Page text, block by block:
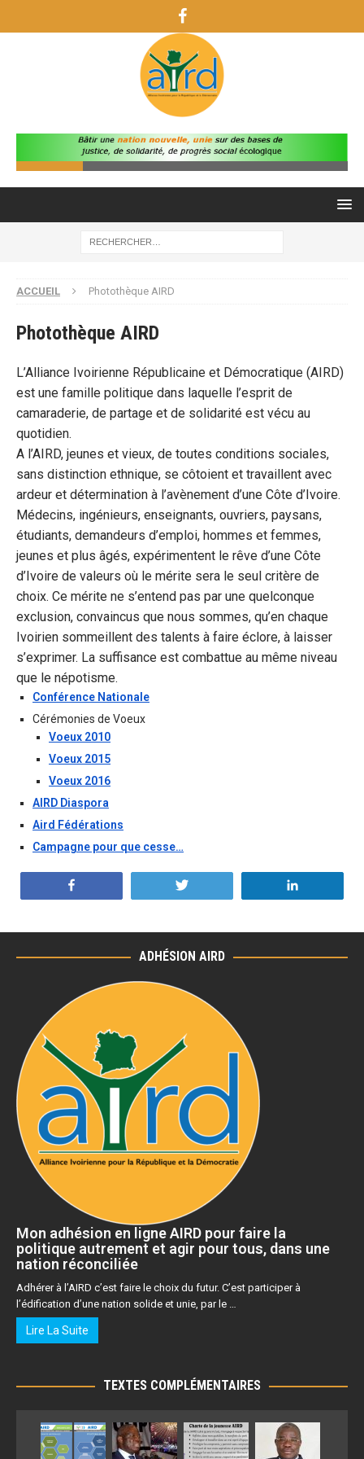
ACCUEIL Photothèque AIRD
Photothèque AIRD
L’Alliance Ivoirienne Républicaine et Démocratique (AIRD)
est une famille politique dans laquelle l’esprit de
camaraderie, de partage et de solidarité est vécu au
quotidien.
A l’AIRD, jeunes et vieux, de toutes conditions sociales,
sans distinction ethnique, se côtoient et travaillent avec
ardeur et détermination à l’avènement d’une Côte d’Ivoire.
Médecins, ingénieurs, enseignants, ouvriers, paysans,
étudiants, demandeurs d’emploi, hommes et femmes,
jeunes et plus âgés, expérimentent le rêve d’une Côte
d’Ivoire de valeurs où le mérite sera le seul critère de
choix. Ce mérite ne s’entend pas par une quelconque
exclusion, convaincus que nous sommes, qu’en chaque
Ivoirien sommeillent des talents à faire éclore, à laisser
s’exprimer. La suffisance est combattue au même niveau
que le népotisme.
Conférence Nationale
Cérémonies de Voeux
Voeux 2010
Voeux 2015
Voeux 2016
AIRD Diaspora
Aird Fédérations
Campagne pour que cesse…
ADHÉSION AIRD
Mon adhésion en ligne AIRD pour faire la
politique autrement et agir pour tous, dans une
nation réconciliée
Adhérer à l’AIRD c’est faire le choix du futur. C’est participer à
l’édification d’une nation solide et unie, par le …
Lire La Suite
TEXTES COMPLÉMENTAIRES